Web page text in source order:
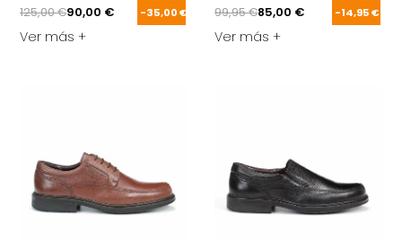
125,00 €90,00 € -35,00 €
Ver más +
99,95 €85,00 € -14,95 €
Ver más +